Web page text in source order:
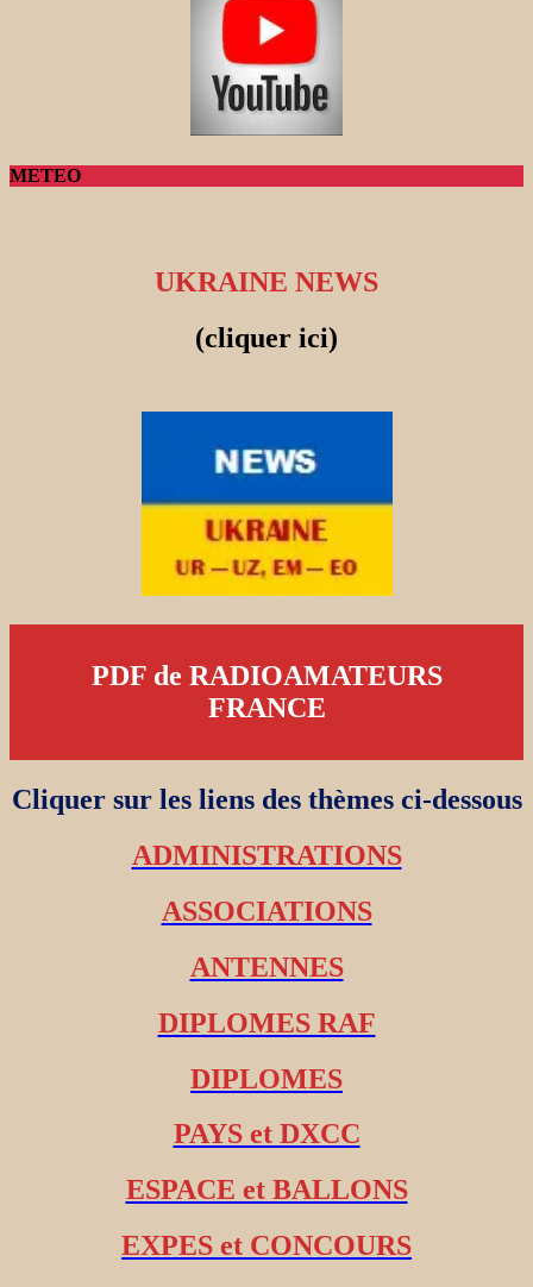
METEO
UKRAINE NEWS
(cliquer ici)
PDF de RADIOAMATEURS
FRANCE
Cliquer sur les liens des thèmes ci-dessous
ADMINISTRATIONS
ASSOCIATIONS
ANTENNES
DIPLOMES RAF
DIPLOMES
PAYS et DXCC
ESPACE et BALLONS
EXPES et CONCOURS